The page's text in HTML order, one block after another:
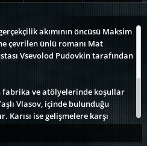
akımının öncüsü Maksim
çevrilen ünlü romanı Mat
Vsevolod Pudovkin tarafından
fabrika ve atölyelerinde koşullar
Vlasov, içinde bulunduğu
Karısı ise gelişmelere karşı
nedeniyle tutuklanır ve
Pavel’in anasının bilincinde